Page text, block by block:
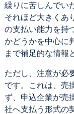
繰りに苦しんでい
それほど大きくあ
の支払い能力を持
かどうかを中心に
まで補足的な情報
ただし、注意が必
です。これは、売
ず、申込企業が売
社へ支払う形式の